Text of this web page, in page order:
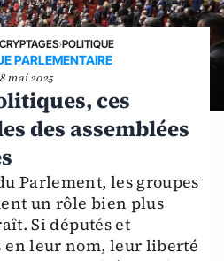
›POLITIQUE
PARLEMENTAIRE
8 mai 2025
ces
des assemblées
Parlement, les groupes
un rôle bien plus
Si députés et
en leur nom, leur liberté